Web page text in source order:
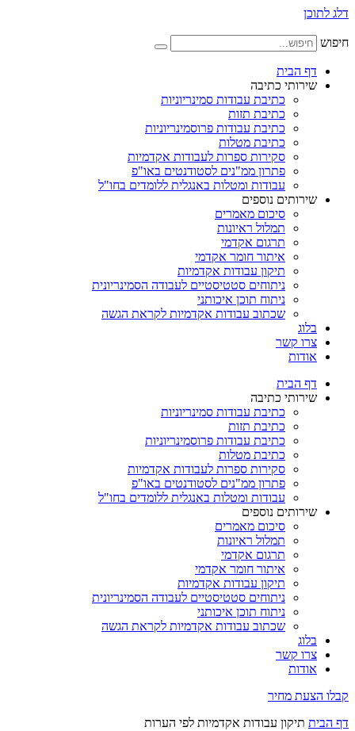
דלג לתוכן
חיפוש
דף הבית
שירותי כתיבה
כתיבת עבודות סמינריוניות
כתיבת תזות
כתיבת עבודות פרוסמינריוניות
כתיבת מטלות
סקירות ספרות לעבודות אקדמיות
פתרון ממ"נים לסטודנטים באו"פ
עבודות ומטלות באנגלית ללומדים בחו"ל
שירותים נוספים
סיכום מאמרים
תמלול ראיונות
תרגום אקדמי
איתור חומר אקדמי
תיקון עבודות אקדמיות
ניתוחים סטטיסטיים לעבודה הסמינריונית
ניתוח תוכן איכותני
שכתוב עבודות אקדמיות לקראת הגשה
בלוג
צרו קשר
אודות
דף הבית
שירותי כתיבה
כתיבת עבודות סמינריוניות
כתיבת תזות
כתיבת עבודות פרוסמינריוניות
כתיבת מטלות
סקירות ספרות לעבודות אקדמיות
פתרון ממ"נים לסטודנטים באו"פ
עבודות ומטלות באנגלית ללומדים בחו"ל
שירותים נוספים
סיכום מאמרים
תמלול ראיונות
תרגום אקדמי
איתור חומר אקדמי
תיקון עבודות אקדמיות
ניתוחים סטטיסטיים לעבודה הסמינריונית
ניתוח תוכן איכותני
שכתוב עבודות אקדמיות לקראת הגשה
בלוג
צרו קשר
אודות
קבלו הצעת מחיר
דף הבית תיקון עבודות אקדמיות לפי הערות